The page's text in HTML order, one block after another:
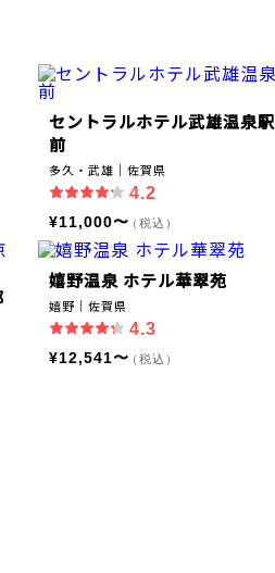
セントラルホテル武雄温泉駅
前
多久・武雄｜佐賀県
4.2
¥11,000〜（税込）
嬉野温泉 ホテル華翠苑
嬉野｜佐賀県
4.3
¥12,541〜（税込）